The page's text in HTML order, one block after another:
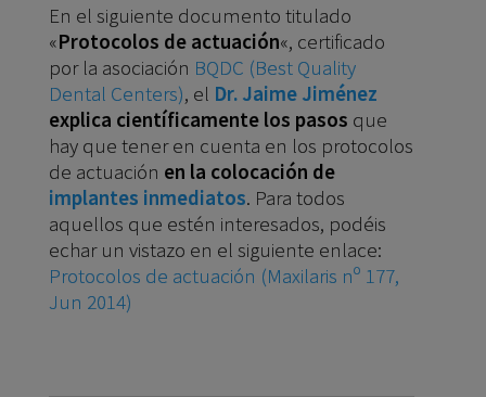
En el siguiente documento titulado
«Protocolos de actuación«, certificado
por la asociación BQDC (Best Quality
Dental Centers), el Dr. Jaime Jiménez
explica científicamente los pasos que
hay que tener en cuenta en los protocolos
de actuación en la colocación de
implantes inmediatos. Para todos
aquellos que estén interesados, podéis
echar un vistazo en el siguiente enlace:
Protocolos de actuación (Maxilaris nº 177,
Jun 2014)